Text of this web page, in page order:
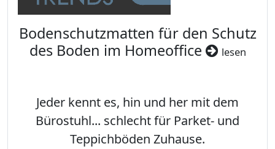
Bodenschutzmatten für den Schutz
des Boden im Homeoffice
lesen
Jeder kennt es, hin und her mit dem
Bürostuhl... schlecht für Parket- und
Teppichböden Zuhause.